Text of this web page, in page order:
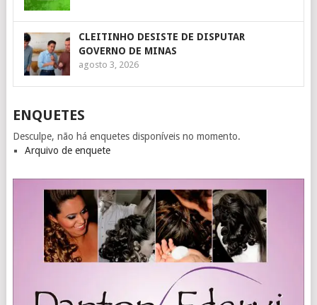
CLEITINHO DESISTE DE DISPUTAR
GOVERNO DE MINAS
agosto 3, 2026
ENQUETES
Desculpe, não há enquetes disponíveis no momento.
Arquivo de enquete